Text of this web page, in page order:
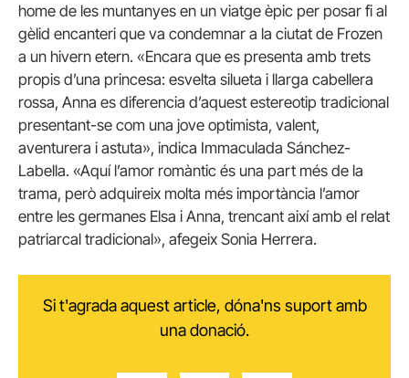
home de les muntanyes en un viatge èpic per posar fi al
gèlid encanteri que va condemnar a la ciutat de Frozen
a un hivern etern. «Encara que es presenta amb trets
propis d’una princesa: esvelta silueta i llarga cabellera
rossa, Anna es diferencia d’aquest estereotip tradicional
presentant-se com una jove optimista, valent,
aventurera i astuta», indica Immaculada Sánchez-
Labella. «Aquí l’amor romàntic és una part més de la
trama, però adquireix molta més importància l’amor
entre les germanes Elsa i Anna, trencant així amb el relat
patriarcal tradicional», afegeix Sonia Herrera.
Si t'agrada aquest article, dóna'ns suport amb
una donació.